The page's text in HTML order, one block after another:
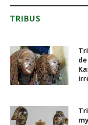
TRIBUS